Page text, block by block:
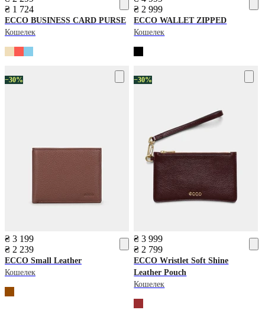
₴ 1 724
ECCO BUSINESS CARD PURSE
Кошелек
₴ 2 999
ECCO WALLET ZIPPED
Кошелек
−30%
₴ 3 199
₴ 2 239
ECCO Small Leather
Кошелек
−30%
₴ 3 999
₴ 2 799
ECCO Wristlet Soft Shine
Leather Pouch
Кошелек